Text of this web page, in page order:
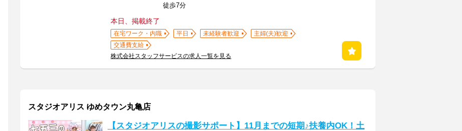
徒歩7分
本日、掲載終了
在宅ワーク・内職 平日 未経験者歓迎
主婦(夫)歓迎
交通費支給
株式会社スタッフサービスの求人一覧を見る
スタジオアリス ゆめタウン丸亀店
【スタジオアリスの撮影サポート】11月までの短期♪扶養内OK！土